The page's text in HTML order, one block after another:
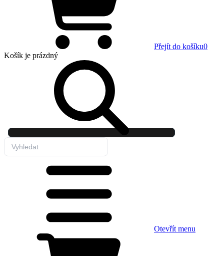
Přejít do košíku0
Košík je prázdný
Otevřít menu